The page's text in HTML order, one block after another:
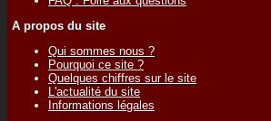
A propos du site
Qui sommes nous ?
Pourquoi ce site ?
Quelques chiffres sur le site
L'actualité du site
Informations légales